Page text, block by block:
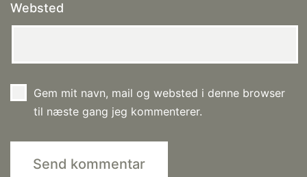
Websted
Gem mit navn, mail og websted i denne browser
til næste gang jeg kommenterer.